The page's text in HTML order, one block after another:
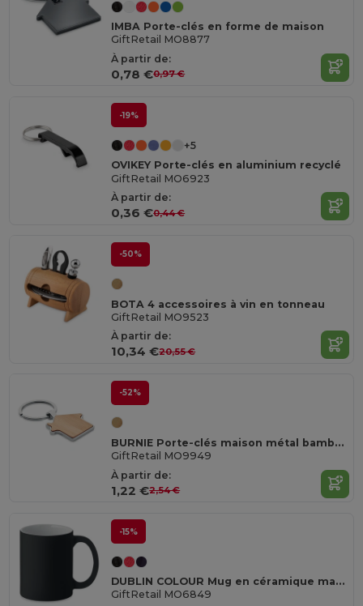
IMBA Porte-clés en forme de maison
GiftRetail MO8877
À partir de:
0,78 €0,97 €
-19%
+5
OVIKEY Porte-clés en aluminium recyclé
GiftRetail MO6923
À partir de:
0,36 €0,44 €
-50%
BOTA 4 accessoires à vin en tonneau
GiftRetail MO9523
À partir de:
10,34 €20,55 €
-52%
BURNIE Porte-clés maison métal bambou
GiftRetail MO9949
À partir de:
1,22 €2,54 €
-15%
DUBLIN COLOUR Mug en céramique mate 300 ml
GiftRetail MO6849